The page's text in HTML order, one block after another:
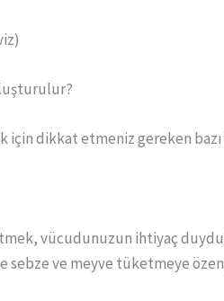
için dikkat etmeniz gereken
vücudunuzun ihtiyaç
sebze ve meyve tüketmeye